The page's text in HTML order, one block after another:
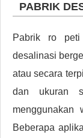
PABRIK
Pabrik ro
desalinasi
atau secara
dan ukuran
Beberapa